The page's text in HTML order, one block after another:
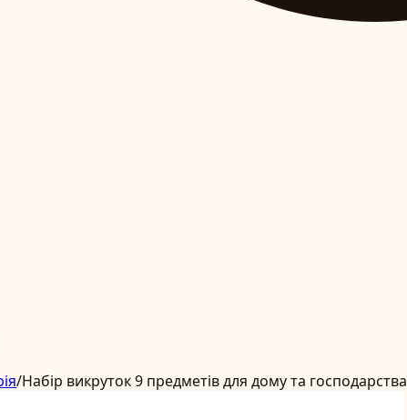
/Набір викруток 9 предметів для дому та господарства